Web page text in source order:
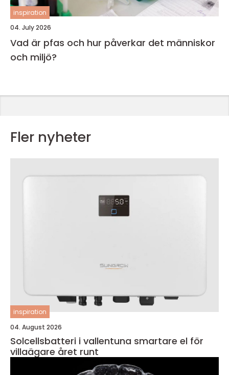
inspiration
04. July 2026
Vad är pfas och hur påverkar det människor
och miljö?
Fler nyheter
inspiration
04. August 2026
Solcellsbatteri i vallentuna smartare el för
villaägare året runt